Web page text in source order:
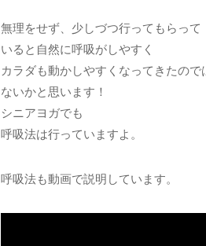
無理をせず、少しづつ行ってもらって
いると自然に呼吸がしやすく
カラダも動かしやすくなってきたので
ないかと思います！
シニアヨガでも
呼吸法は行っていますよ。
呼吸法も動画で説明しています。